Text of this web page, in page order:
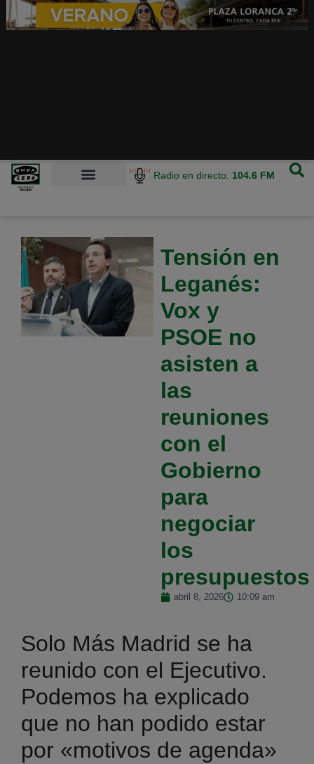
Radio en directo. 104.6 FM
Tensión en
Leganés:
Vox y
PSOE no
asisten a
las
reuniones
con el
Gobierno
para
negociar
los
presupuestos
abril 8, 2026 10:09 am
Solo Más Madrid se ha
reunido con el Ejecutivo.
Podemos ha explicado
que no han podido estar
por «motivos de agenda»